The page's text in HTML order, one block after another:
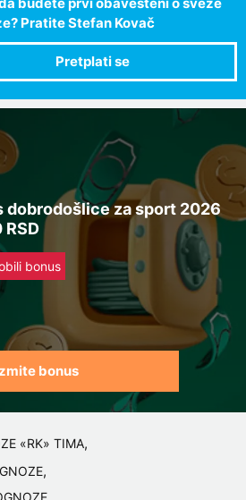
Pratite Stefan Kovač
dobrodošlice za sport 2026
RSD
bonus
bonus
«RK» TIMA,
,